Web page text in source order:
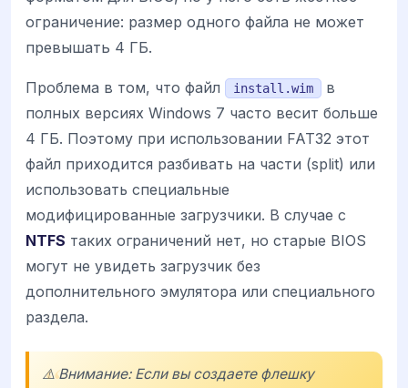
ограничение: размер одного файла не может
превышать 4 ГБ.
Проблема в том, что файл install.wim
в
полных версиях Windows 7 часто весит больше
4 ГБ. Поэтому при использовании FAT32 этот
файл приходится разбивать на части (split) или
использовать специальные
модифицированные загрузчики. В случае с
NTFS таких ограничений нет, но старые BIOS
могут не увидеть загрузчик без
дополнительного эмулятора или специального
раздела.
⚠️ Внимание: Если вы создаете флешку